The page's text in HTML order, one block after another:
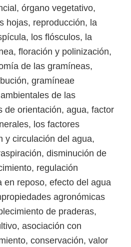
órgano vegetativo,
hojas, reproducción, la
los flósculos, la
floración y polinización,
de las gramíneas,
gramíneae
de las
de orientación, agua, factor
los factores
y circulación del agua,
disminución de
regulación
en reposo, efecto del agua
agronómicas
de praderas,
asociación con
conservación, valor